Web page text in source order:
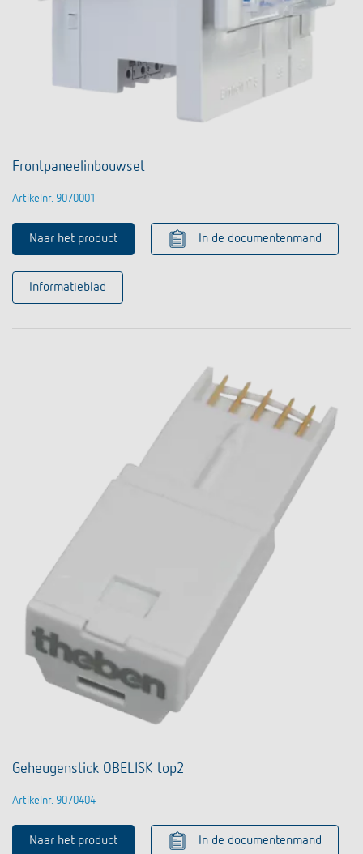
Frontpaneelinbouwset
Artikelnr. 9070001
Naar het product In de documentenmand
Informatieblad
Geheugenstick OBELISK top2
Artikelnr. 9070404
Naar het product In de documentenmand